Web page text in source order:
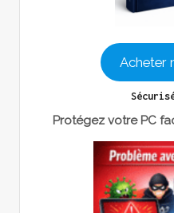
Acheter
Protégez votre PC